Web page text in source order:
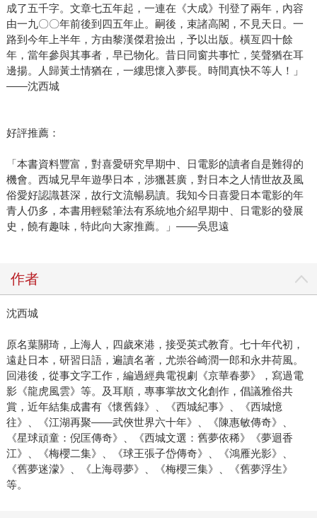
成了五千字。文章七五年起，一連在《大成》刊登了兩年，內容
由一九〇〇年前後到四五年止。嗣後，束諸高閣，不見天日。一
路到今年上半年，方由黎漢傑君撿出，予以出版。橫亙四十餘
年，當年參與其事者，早已物化。昔日同窗共事忙，笑聲猶在耳
邊揚。人歸黃土情猶在，一縷思懷入夢長。時間真快不等人！」
——沈西城
好評推薦：
「本書資料豐富，對喜愛研究早期中、日電影的讀者自是難得的
機會。西城兄早年遊學日本，涉獵甚廣，對日本之人情世故及風
俗愛好認識甚深，故行文流暢易讀。我知今日喜愛日本電影的年
青人仍多，本書用輕鬆筆法有系統地介紹早期中、日電影的發展
史，饒有趣味，特此向大家推薦。」——吳思遠
作者
沈西城
原名葉關琦，上海人，四歲來港，接受英式教育。七十年代初，
遠赴日本，研習日語，遍讀名著，尤崇谷崎潤一郎和永井荷風。
回港後，從事文字工作，編過經典電視劇《京華春夢》，寫過電
影《龍虎風雲》等。及耳順，專事掌故文化創作，倡議雅俗共
賞，近年結集成書有《懷舊錄》、《西城紀事》、《西城憶
往》、《江湖再聚——武俠世界六十年》、《陳惠敏傳奇》、
《星球頑童：倪匡傳奇》、《西城文選：舊夢依稀》《夢迴香
江》、《梅櫻二集》、《球王張子岱傳奇》、《鴻雁光影》、
《舊夢迷濛》、《上海尋夢》、《梅櫻三集》、《舊夢浮生》
等。